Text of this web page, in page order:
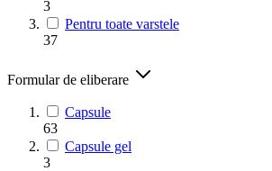
3
Pentru toate varstele
37
Formular de eliberare
Capsule
63
Capsule gel
3